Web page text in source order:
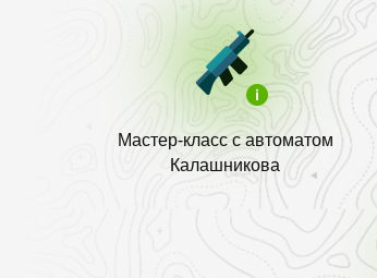
Мастер-класс с автоматом
Калашникова